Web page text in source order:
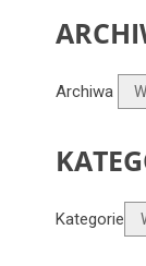
Archiwa
Kategorie